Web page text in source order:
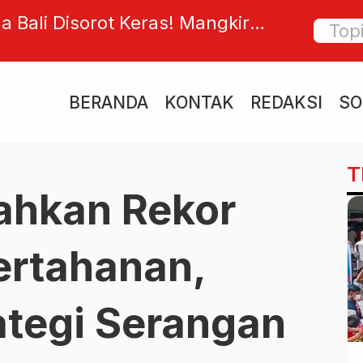
Jadi Dewan Kehormatan
BERANDA KONTAK REDAKSI
Rekor
Serangan